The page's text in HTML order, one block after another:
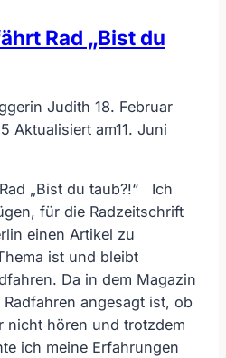
Rad „Bist du
Judith 18. Februar
Aktualisiert am11. Juni
„Bist du taub?!“ Ich
für die Radzeitschrift
einen Artikel zu
ist und bleibt
Da in dem Magazin
angesagt ist, ob
nicht hören und trotzdem
ich meine Erfahrungen